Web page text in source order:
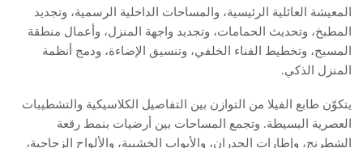
المعيشة العائلية الرئيسية، والمساحات الداخلية الرسمية، وتجديد
المطبخ، وتحديث الحمامات، وتجديد واجهة المنزل، وأعمال منطقة
المسبح، وتخطيط الفناء الخلفي، وتنسيق الإضاءة، ودمج أنظمة
المنزل الذكي.
يتكوّن طابع الفيلا من التوازن بين التفاصيل الكلاسيكية والتشطيبات
العصرية البسيطة. وتجمع المساحات بين أرضيات بنمط رقعة
الشطرنج، وإطارات الجدران، والأبواب الخشبية، والألواح الزجاجية،